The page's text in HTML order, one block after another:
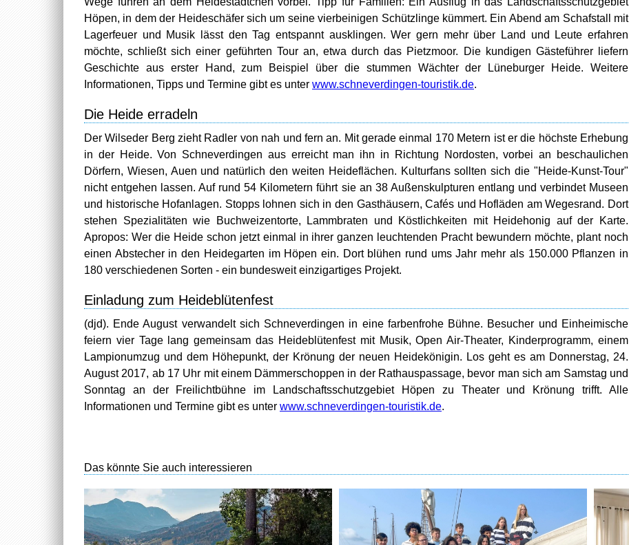
Höpen, in dem der Heideschäfer sich um seine vierbeinigen Schützlinge kümmert. Ein Abend am Schafstall mit
Lagerfeuer und Musik lässt den Tag entspannt ausklingen. Wer gern mehr über Land und Leute erfahren
möchte, schließt sich einer geführten Tour an, etwa durch das Pietzmoor. Die kundigen Gästeführer liefern
Geschichte aus erster Hand, zum Beispiel über die stummen Wächter der Lüneburger Heide. Weitere
Informationen, Tipps und Termine gibt es unter www.schneverdingen-touristik.de.
Die Heide erradeln
Der Wilseder Berg zieht Radler von nah und fern an. Mit gerade einmal 170 Metern ist er die höchste Erhebung
in der Heide. Von Schneverdingen aus erreicht man ihn in Richtung Nordosten, vorbei an beschaulichen
Dörfern, Wiesen, Auen und natürlich den weiten Heideflächen. Kulturfans sollten sich die "Heide-Kunst-Tour"
nicht entgehen lassen. Auf rund 54 Kilometern führt sie an 38 Außenskulpturen entlang und verbindet Museen
und historische Hofanlagen. Stopps lohnen sich in den Gasthäusern, Cafés und Hofläden am Wegesrand. Dort
stehen Spezialitäten wie Buchweizentorte, Lammbraten und Köstlichkeiten mit Heidehonig auf der Karte.
Apropos: Wer die Heide schon jetzt einmal in ihrer ganzen leuchtenden Pracht bewundern möchte, plant noch
einen Abstecher in den Heidegarten im Höpen ein. Dort blühen rund ums Jahr mehr als 150.000 Pflanzen in
180 verschiedenen Sorten - ein bundesweit einzigartiges Projekt.
Einladung zum Heideblütenfest
(djd). Ende August verwandelt sich Schneverdingen in eine farbenfrohe Bühne. Besucher und Einheimische
feiern vier Tage lang gemeinsam das Heideblütenfest mit Musik, Open Air-Theater, Kinderprogramm, einem
Lampionumzug und dem Höhepunkt, der Krönung der neuen Heidekönigin. Los geht es am Donnerstag, 24.
August 2017, ab 17 Uhr mit einem Dämmerschoppen in der Rathauspassage, bevor man sich am Samstag und
Sonntag an der Freilichtbühne im Landschaftsschutzgebiet Höpen zu Theater und Krönung trifft. Alle
Informationen und Termine gibt es unter www.schneverdingen-touristik.de.
Das könnte Sie auch interessieren